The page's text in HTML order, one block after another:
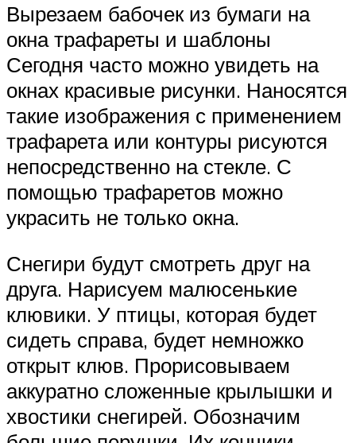
Вырезаем бабочек из бумаги на
окна трафареты и шаблоны
Сегодня часто можно увидеть на
окнах красивые рисунки. Наносятся
такие изображения с применением
трафарета или контуры рисуются
непосредственно на стекле. С
помощью трафаретов можно
украсить не только окна.
Снегири будут смотреть друг на
друга. Нарисуем малюсенькие
клювики. У птицы, которая будет
сидеть справа, будет немножко
открыт клюв. Прорисовываем
аккуратно сложенные крылышки и
хвостики снегирей. Обозначим